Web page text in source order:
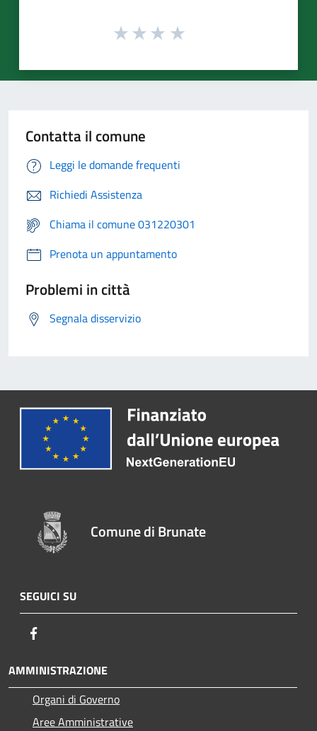
Contatta il comune
Leggi le domande frequenti
Richiedi Assistenza
Chiama il comune 031220301
Prenota un appuntamento
Problemi in città
Segnala disservizio
Comune di Brunate
SEGUICI SU
AMMINISTRAZIONE
Organi di Governo
Aree Amministrative